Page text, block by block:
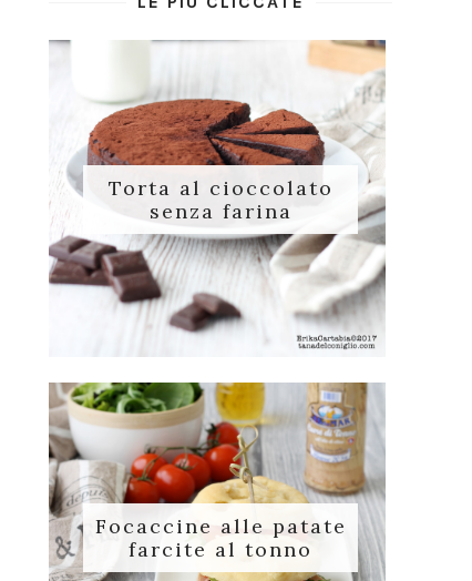
Torta al cioccolato
senza farina
Focaccine alle patate
farcite al tonno